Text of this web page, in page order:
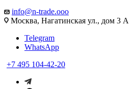
info@n-trade.ooo
Москва, Нагатинская ул., дом 3 А
Telegram
WhatsApp
+7 495 104-42-20